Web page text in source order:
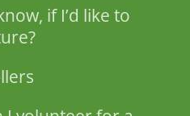
if I’d like to